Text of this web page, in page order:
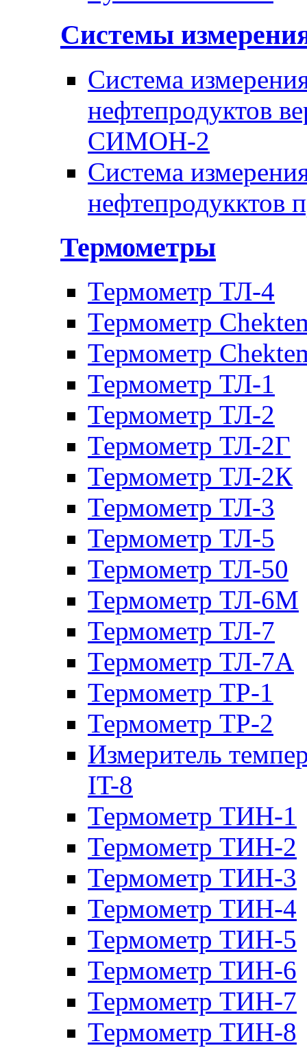
Системы
Система
нефтепродуктов
СИМОН-2
Система
Термометры
Термометр ТЛ-4
Термометр
Термометр
Термометр ТЛ-1
Термометр ТЛ-2
Термометр ТЛ-2Г
Термометр ТЛ-2К
Термометр ТЛ-3
Термометр ТЛ-5
Термометр ТЛ-50
Термометр ТЛ-6М
Термометр ТЛ-7
Термометр ТЛ-7А
Термометр ТР-1
Термометр ТР-2
Измеритель
IT-8
Термометр ТИН-1
Термометр ТИН-2
Термометр ТИН-3
Термометр ТИН-4
Термометр ТИН-5
Термометр ТИН-6
Термометр ТИН-7
Термометр ТИН-8